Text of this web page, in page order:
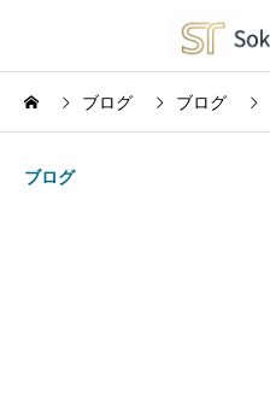
ブログ ブログ
ブログ